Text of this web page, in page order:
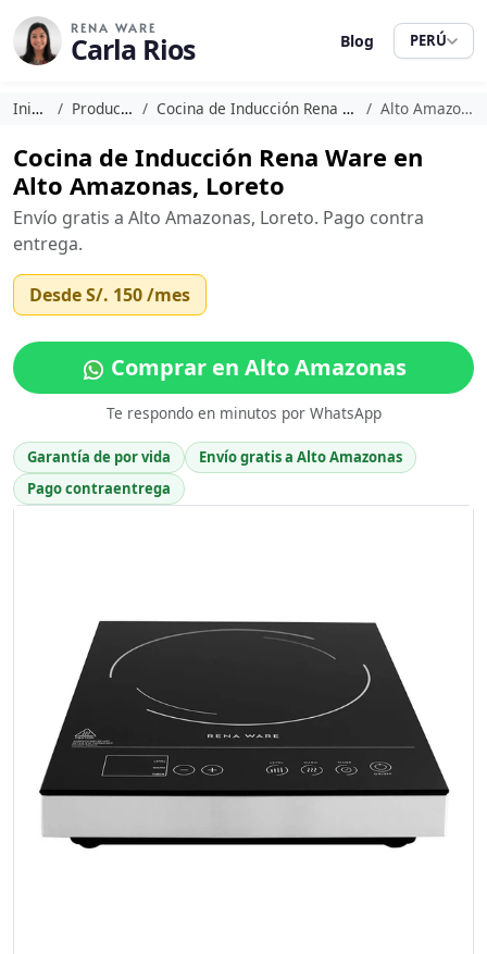
RENA WARE
Carla Rios Blog PERÚ
Inicio Productos Cocina de Inducción Rena Ware Alto Amazonas
Cocina de Inducción Rena Ware en
Alto Amazonas, Loreto
Envío gratis a Alto Amazonas, Loreto. Pago contra
entrega.
DesdeS/. 150/mes
Comprar en Alto Amazonas
Te respondo en minutos por WhatsApp
Garantía de por vida
Envío gratis a Alto Amazonas
Pago contraentrega